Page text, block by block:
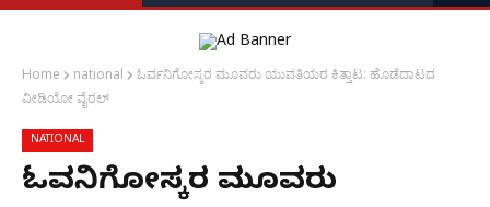
Home national
ಓರ್ವನಿಗೋಸ್ಕರ ಮೂವರು ಯುವತಿಯರ ಕಿತ್ತಾಟ: ಹೊಡೆದಾಟದ
ವೀಡಿಯೋ ವೈರಲ್
NATIONAL
ಓರ್ವನಿಗೋಸ್ಕರ ಮೂವರು